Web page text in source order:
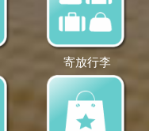
寄放行李